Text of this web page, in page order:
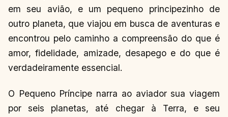
em seu avião, e um pequeno principezinho de
outro planeta, que viajou em busca de aventuras e
encontrou pelo caminho a compreensão do que é
amor, fidelidade, amizade, desapego e do que é
verdadeiramente essencial.
O Pequeno Príncipe narra ao aviador sua viagem
por seis planetas, até chegar à Terra, e seu